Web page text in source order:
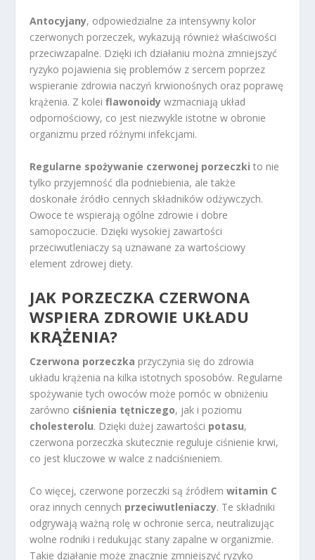
Antocyjany, odpowiedzialne za intensywny kolor
czerwonych porzeczek, wykazują również właściwości
przeciwzapalne. Dzięki ich działaniu można zmniejszyć
ryzyko pojawienia się problemów z sercem poprzez
wspieranie zdrowia naczyń krwionośnych oraz poprawę
krążenia. Z koleiflawonoidy wzmacniają układ
odpornościowy, co jest niezwykle istotne w obronie
organizmu przed różnymi infekcjami.
Regularne spożywanie czerwonej porzeczki to nie
tylko przyjemność dla podniebienia, ale także
doskonałe źródło cennych składników odżywczych.
Owoce te wspierają ogólne zdrowie i dobre
samopoczucie. Dzięki wysokiej zawartości
przeciwutleniaczy są uznawane za wartościowy
element zdrowej diety.
JAK PORZECZKA CZERWONA
WSPIERA ZDROWIE UKŁADU
KRĄŻENIA?
Czerwona porzeczka przyczynia się do zdrowia
układu krążenia na kilka istotnych sposobów. Regularne
spożywanie tych owoców może pomóc w obniżeniu
zarówno ciśnienia tętniczego, jak i poziomu
cholesterolu. Dzięki dużej zawartości potasu,
czerwona porzeczka skutecznie reguluje ciśnienie krwi,
co jest kluczowe w walce z nadciśnieniem.
Co więcej, czerwone porzeczki są źródłemwitamin C
oraz innych cennych przeciwutleniaczy. Te składniki
odgrywają ważną rolę w ochronie serca, neutralizując
wolne rodniki i redukując stany zapalne w organizmie.
Takie działanie może znacznie zmniejszyć ryzyko